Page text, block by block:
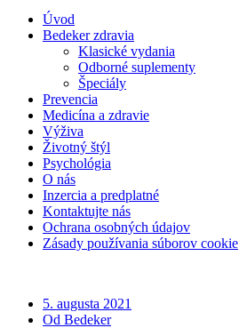
Úvod
Bedeker zdravia
Klasické vydania
Odborné suplementy
Špeciály
Prevencia
Medicína a zdravie
Výživa
Životný štýl
Psychológia
O nás
Inzercia a predplatné
Kontaktujte nás
Ochrana osobných údajov
Zásady používania súborov cookie
5. augusta 2021
Od Bedeker